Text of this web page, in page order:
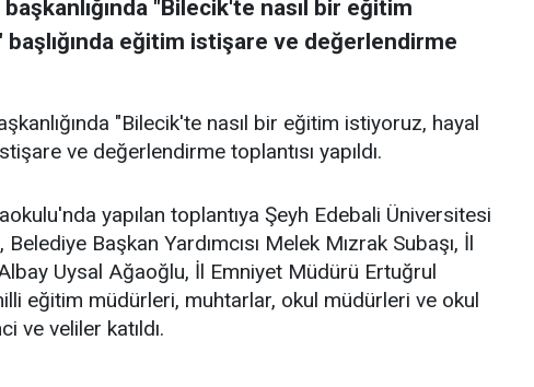
"Bilecik'te nasıl bir eğitim
eğitim istişare ve değerlendirme
"Bilecik'te nasıl bir eğitim istiyoruz, hayal
ve değerlendirme toplantısı yapıldı.
yapılan toplantıya Şeyh Edebali Üniversitesi
Başkan Yardımcısı Melek Mızrak Subaşı, İl
Uysal Ağaoğlu, İl Emniyet Müdürü Ertuğrul
eğitim müdürleri, muhtarlar, okul müdürleri ve okul
ve veliler katıldı.